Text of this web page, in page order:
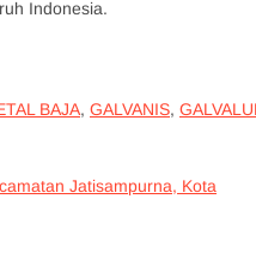
Indonesia.
BAJA, GALVANIS,
Jatisampurna, Kota